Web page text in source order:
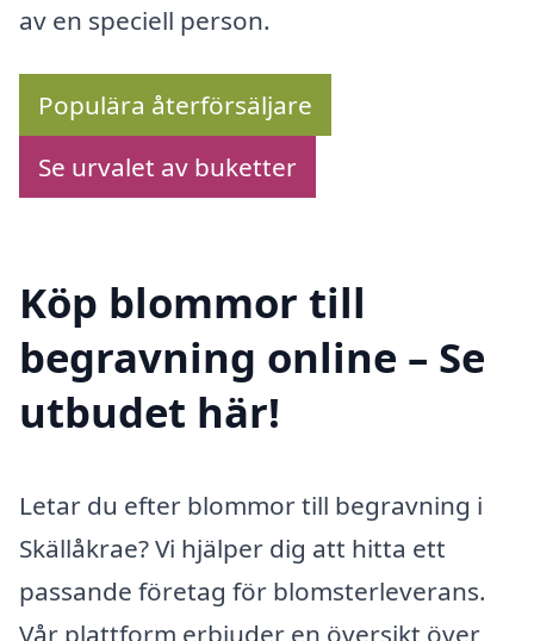
av en speciell person.
Populära återförsäljare
Se urvalet av buketter
Köp blommor till
begravning online – Se
utbudet här!
Letar du efter blommor till begravning i
Skällåkrae? Vi hjälper dig att hitta ett
passande företag för blomsterleverans.
Vår plattform erbjuder en översikt över